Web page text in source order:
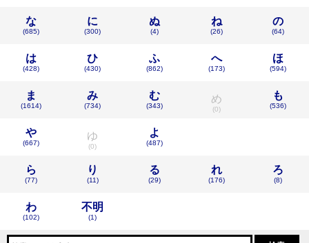
な
(685)
に
(300)
ぬ
(4)
ね
(26)
の
(64)
は
(428)
ひ
(430)
ふ
(862)
へ
(173)
ほ
(594)
ま
(1614)
み
(734)
む
(343)
め
(0)
も
(536)
や
(667)
ゆ
(0)
よ
(487)
ら
(77)
り
(11)
る
(29)
れ
(176)
ろ
(8)
わ
(102)
不明
(1)